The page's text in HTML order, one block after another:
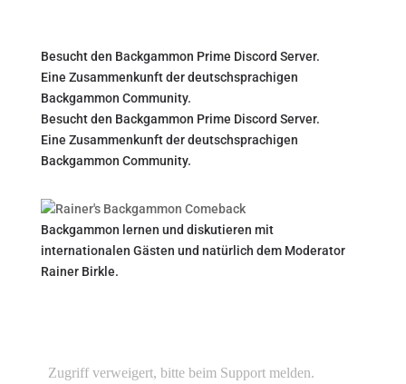
Besucht den Backgammon Prime Discord Server.
Eine Zusammenkunft der deutschsprachigen
Backgammon Community.
Besucht den Backgammon Prime Discord Server.
Eine Zusammenkunft der deutschsprachigen
Backgammon Community.
Backgammon lernen und diskutieren mit
internationalen Gästen und natürlich dem Moderator
Rainer Birkle.